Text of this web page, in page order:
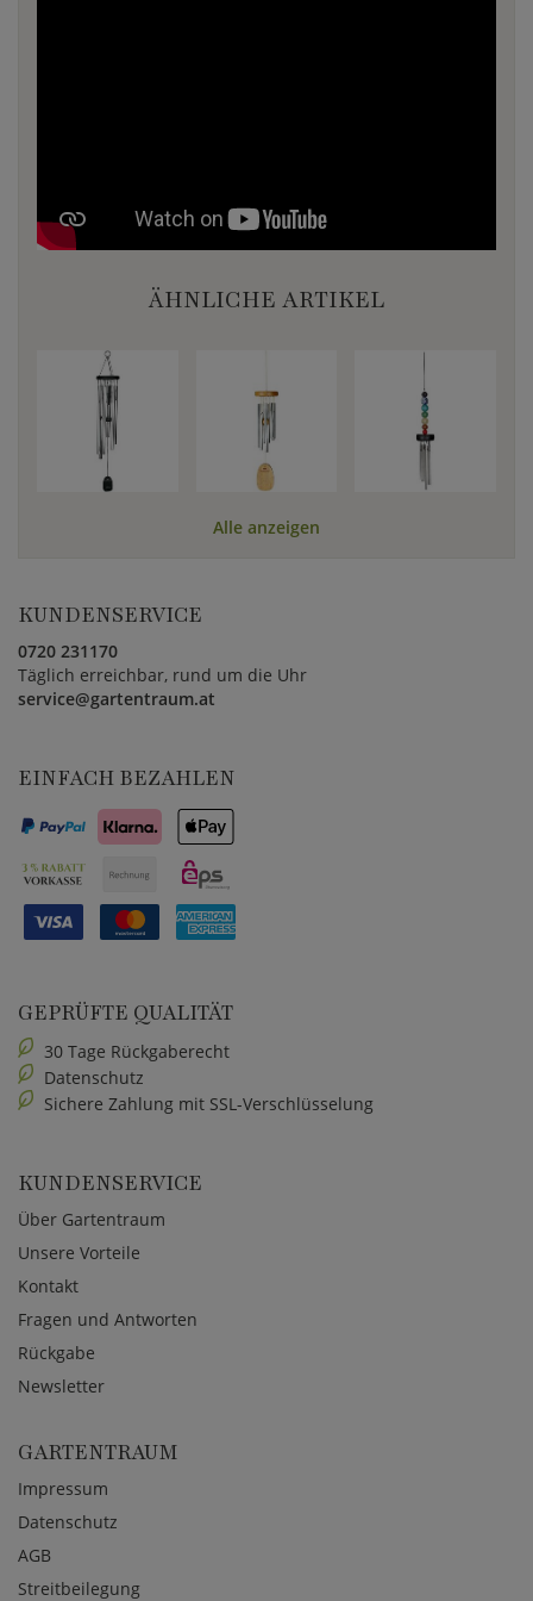
ÄHNLICHE ARTIKEL
Alle anzeigen
KUNDENSERVICE
0720 231170
Täglich erreichbar, rund um die Uhr
service@gartentraum.at
EINFACH BEZAHLEN
GEPRÜFTE QUALITÄT
30 Tage Rückgaberecht
Datenschutz
Sichere Zahlung mit SSL-Verschlüsselung
KUNDENSERVICE
Über Gartentraum
Unsere Vorteile
Kontakt
Fragen und Antworten
Rückgabe
Newsletter
GARTENTRAUM
Impressum
Datenschutz
AGB
Streitbeilegung